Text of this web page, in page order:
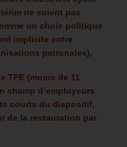
ne soient pas
un choix politique
implicite entre
patronales),
TPE (moins de 11
champ d’employeurs
courts du dispositif,
de la restauration par